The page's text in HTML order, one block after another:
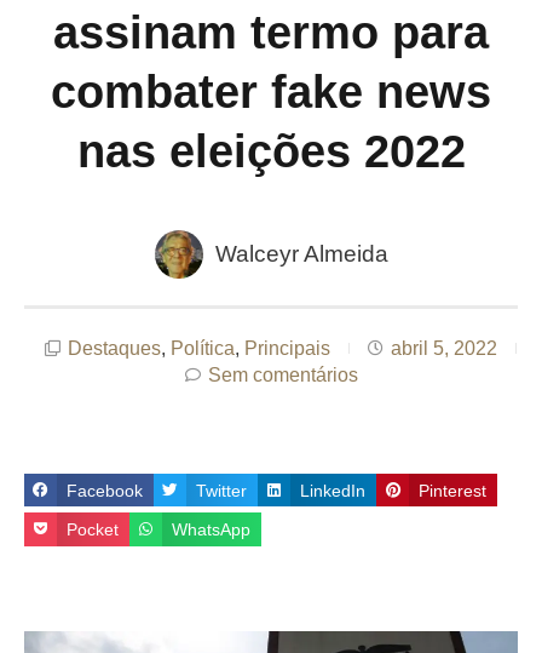
assinam termo para
combater fake news
nas eleições 2022
Walceyr Almeida
Destaques, Política, Principais
abril 5, 2022
Sem comentários
Facebook Twitter LinkedIn Pinterest
Pocket WhatsApp